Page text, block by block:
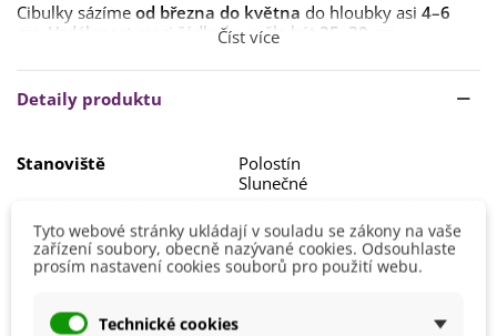
Cibulky sázíme od března do května do hloubky asi 4–6
. Vzdálenost mezi řádky by měla být 25–30 cm
Stanoviště vyberteslunečné, příp.polostinné s
lehkou
propustnou půdou
opakovanědo stejné půdy, ani do půdy
Vhodné je česnek
před výsadbou namořit
nepřihnojujte čerstvým hnojem
Tip z našeho blogu: Česnek dokáže zahnat
nachlazení i další nemoci
Číst více
Detaily produktu
Stanoviště
Polostín
Slunečné
Duben
Jarní
Květen
Barva Plodů
Tyto webové stránky ukládají v souladu se zákony na vaše
zařízení soubory, obecně nazývané cookies. Odsouhlaste
prosím nastavení cookies souborů pro použití webu.
Technické cookies